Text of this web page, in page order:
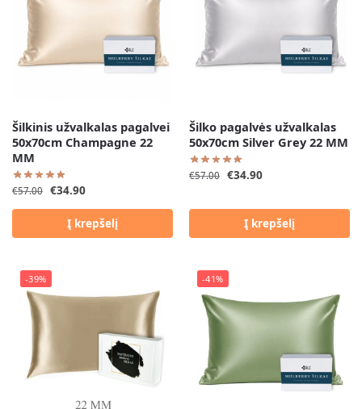
Šilkinis užvalkalas pagalvei
50x70cm Champagne 22
MM
€57.00 €34.90
Į krepšelį
Šilko pagalvės užvalkalas
50x70cm Silver Grey 22 MM
€57.00 €34.90
Į krepšelį
-39% -41%